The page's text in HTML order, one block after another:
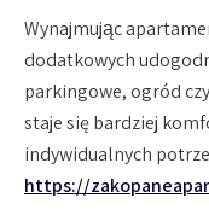
Wynajmując
dodatkowych
parkingowe, ogród
staje się bardziej
indywidualnych
https://